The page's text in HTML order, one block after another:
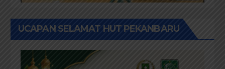
UCAPAN SELAMAT HUT PEKANBARU